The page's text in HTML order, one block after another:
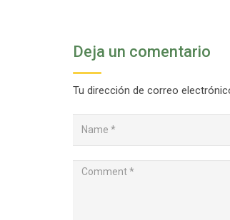
Deja un comentario
Tu dirección de correo